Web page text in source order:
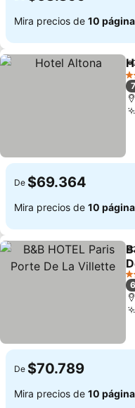
Mira precios de 10
2
De $69.364
Mira precios de 10
3
De $70.789
Mira precios de 10